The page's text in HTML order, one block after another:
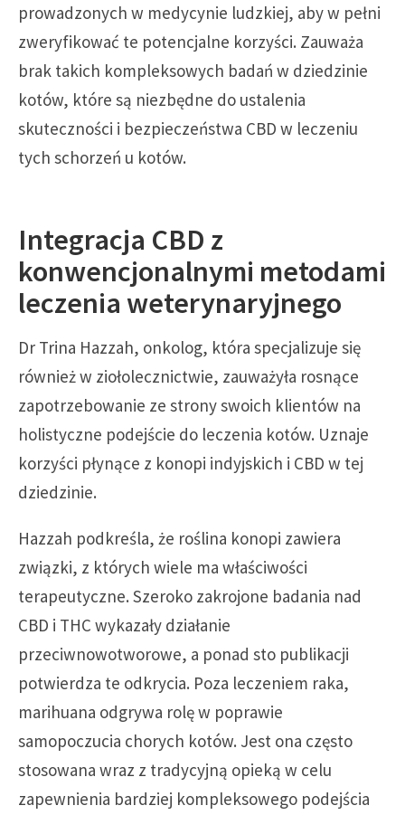
prowadzonych w medycynie ludzkiej, aby w pełni
zweryfikować te potencjalne korzyści. Zauważa
brak takich kompleksowych badań w dziedzinie
kotów, które są niezbędne do ustalenia
skuteczności i bezpieczeństwa CBD w leczeniu
tych schorzeń u kotów.
Integracja CBD z
konwencjonalnymi metodami
leczenia weterynaryjnego
Dr Trina Hazzah, onkolog, która specjalizuje się
również w ziołolecznictwie, zauważyła rosnące
zapotrzebowanie ze strony swoich klientów na
holistyczne podejście do leczenia kotów. Uznaje
korzyści płynące z konopi indyjskich i CBD w tej
dziedzinie.
Hazzah podkreśla, że roślina konopi zawiera
związki, z których wiele ma właściwości
terapeutyczne. Szeroko zakrojone badania nad
CBD i THC wykazały działanie
przeciwnowotworowe, a ponad sto publikacji
potwierdza te odkrycia. Poza leczeniem raka,
marihuana odgrywa rolę w poprawie
samopoczucia chorych kotów. Jest ona często
stosowana wraz z tradycyjną opieką w celu
zapewnienia bardziej kompleksowego podejścia